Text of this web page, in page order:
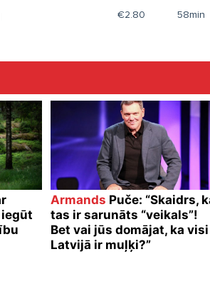
€2.80 58min